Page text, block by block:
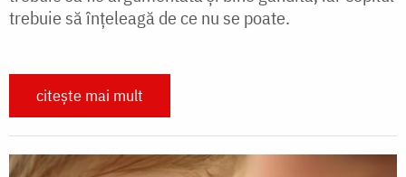
trebuie să înțeleagă de ce nu se poate.
citește mai mult